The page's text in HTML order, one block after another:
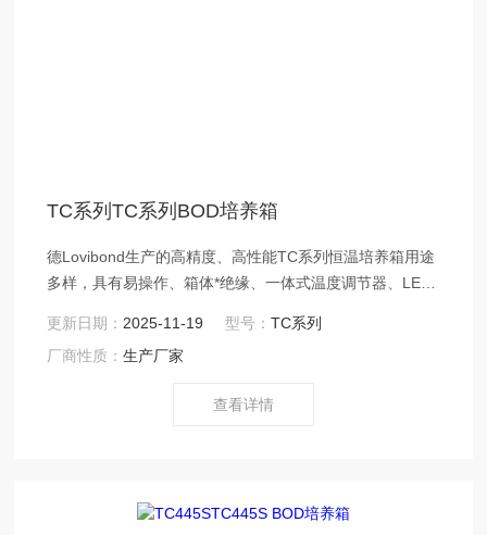
TC系列TC系列BOD培养箱
德Lovibond生产的高精度、高性能TC系列恒温培养箱用途
多样，具有易操作、箱体*绝缘、一体式温度调节器、LED
分，培养箱温度控制范围为 2℃至40℃，Z小温度调控为
0.1℃。通过上下键即可轻松设定控制温度值，在显示屏上
更新日期： 2025-11-19 型号：TC系列
厂商性质：生产厂家
查看详情